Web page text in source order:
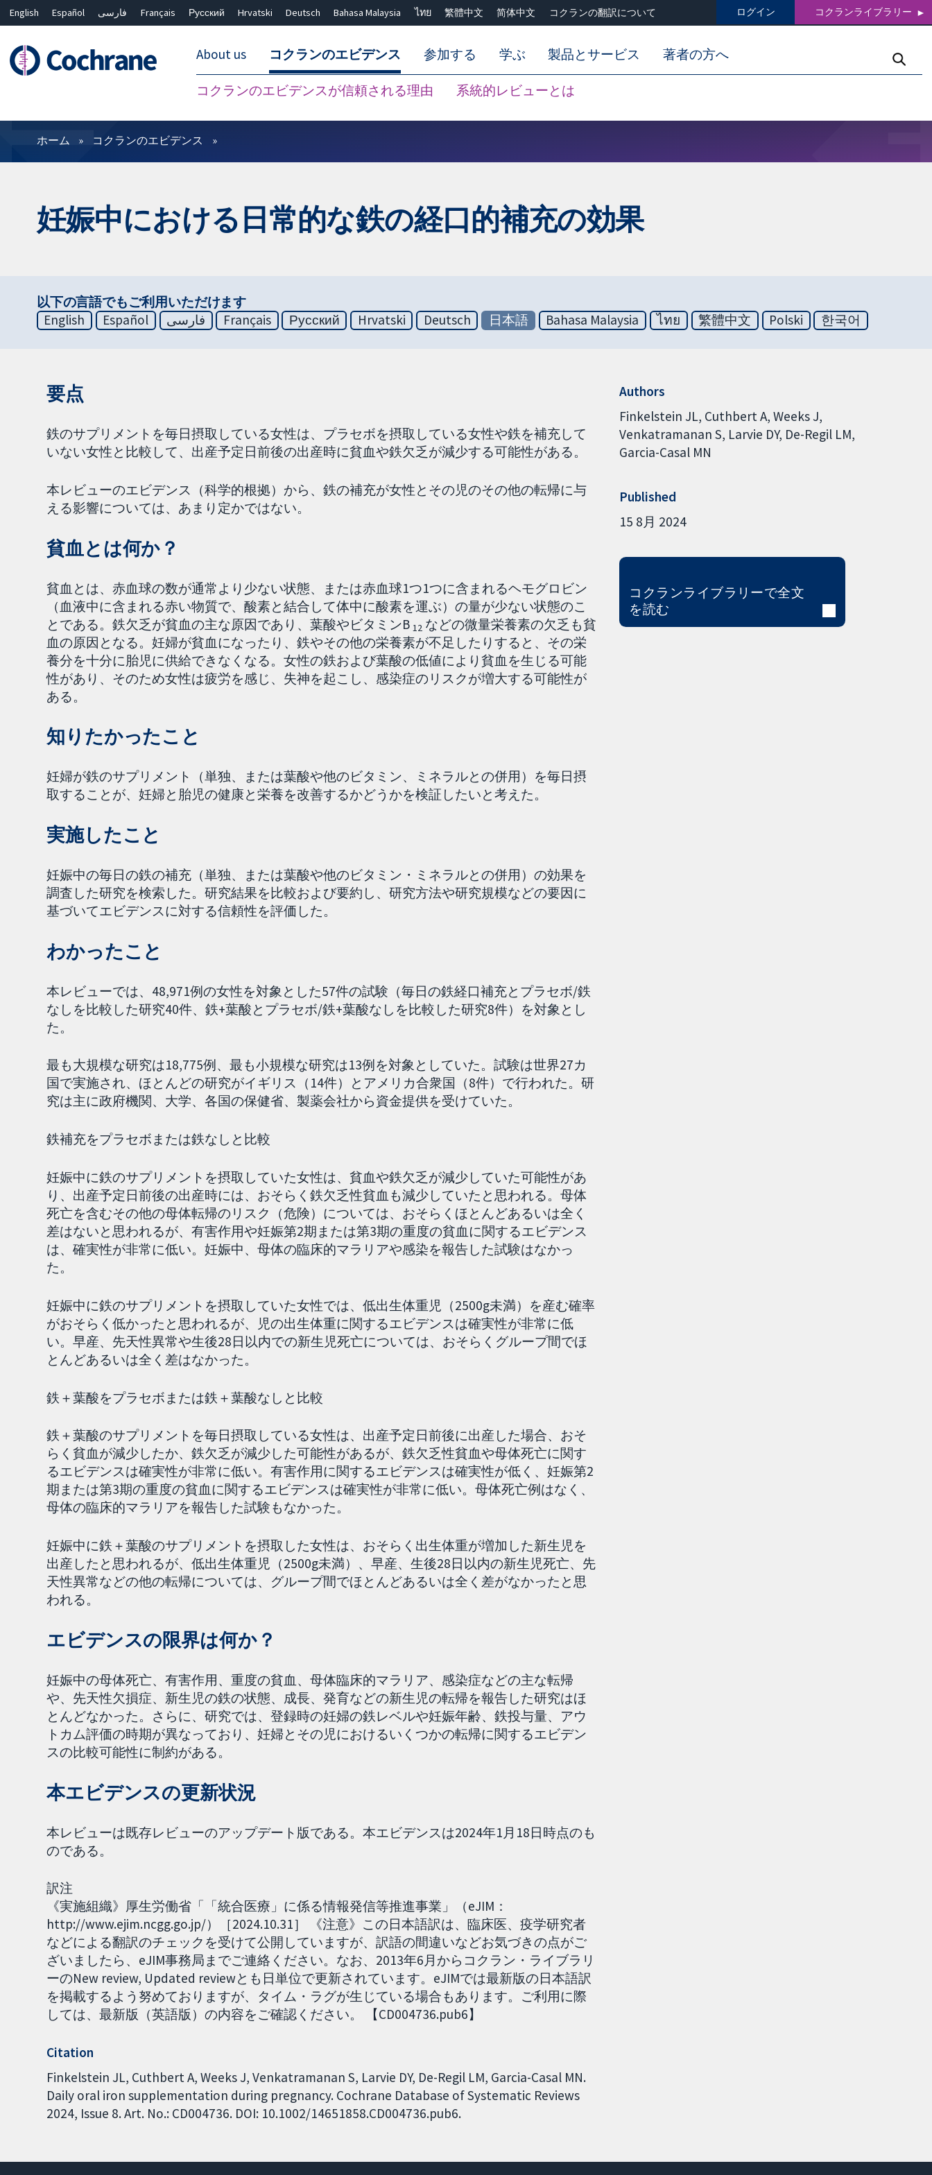
English Español فارسی Français Русский Hrvatski Deutsch Bahasa Malaysia ไทย 繁體中文 简体中文 コクランの翻訳について ログイン コクランライブラリー
About us コクランのエビデンス
コクランのエビデンスが信頼される理由 系統的レビューとは
参加する 学ぶ 製品とサービス 著者の方へ
フィルター
ホーム コクランのエビデンス
妊娠中における日常的な鉄の経口的補充の効果
以下の言語でもご利用いただけます
English
Español فارسی Français Русский Hrvatski Deutsch 日本語 Bahasa Malaysia ไทย 繁體中文 Polski 한국어
要点
鉄のサプリメントを毎日摂取している女性は、プラセボを摂取している女性や鉄を補充して
いない女性と比較して、出産予定日前後の出産時に貧血や鉄欠乏が減少する可能性がある。
本レビューのエビデンス（科学的根拠）から、鉄の補充が女性とその児のその他の転帰に与
える影響については、あまり定かではない。
貧血とは何か？
貧血とは、赤血球の数が通常より少ない状態、または赤血球1つ1つに含まれるヘモグロビン
（血液中に含まれる赤い物質で、酸素と結合して体中に酸素を運ぶ）の量が少ない状態のこ
とである。鉄欠乏が貧血の主な原因であり、葉酸やビタミンB 12 などの微量栄養素の欠乏も貧
血の原因となる。妊婦が貧血になったり、鉄やその他の栄養素が不足したりすると、その栄
養分を十分に胎児に供給できなくなる。女性の鉄および葉酸の低値により貧血を生じる可能
性があり、そのため女性は疲労を感じ、失神を起こし、感染症のリスクが増大する可能性が
ある。
知りたかったこと
妊婦が鉄のサプリメント（単独、または葉酸や他のビタミン、ミネラルとの併用）を毎日摂
取することが、妊婦と胎児の健康と栄養を改善するかどうかを検証したいと考えた。
実施したこと
妊娠中の毎日の鉄の補充（単独、または葉酸や他のビタミン・ミネラルとの併用）の効果を
調査した研究を検索した。研究結果を比較および要約し、研究方法や研究規模などの要因に
基づいてエビデンスに対する信頼性を評価した。
わかったこと
本レビューでは、48,971例の女性を対象とした57件の試験（毎日の鉄経口補充とプラセボ/鉄
なしを比較した研究40件、鉄+葉酸とプラセボ/鉄+葉酸なしを比較した研究8件）を対象とし
た。
最も大規模な研究は18,775例、最も小規模な研究は13例を対象としていた。試験は世界27カ
国で実施され、ほとんどの研究がイギリス（14件）とアメリカ合衆国（8件）で行われた。研
究は主に政府機関、大学、各国の保健省、製薬会社から資金提供を受けていた。
鉄補充をプラセボまたは鉄なしと比較
妊娠中に鉄のサプリメントを摂取していた女性は、貧血や鉄欠乏が減少していた可能性があ
り、出産予定日前後の出産時には、おそらく鉄欠乏性貧血も減少していたと思われる。母体
死亡を含むその他の母体転帰のリスク（危険）については、おそらくほとんどあるいは全く
差はないと思われるが、有害作用や妊娠第2期または第3期の重度の貧血に関するエビデンス
は、確実性が非常に低い。妊娠中、母体の臨床的マラリアや感染を報告した試験はなかっ
た。
妊娠中に鉄のサプリメントを摂取していた女性では、低出生体重児（2500g未満）を産む確率
がおそらく低かったと思われるが、児の出生体重に関するエビデンスは確実性が非常に低
い。早産、先天性異常や生後28日以内での新生児死亡については、おそらくグループ間でほ
とんどあるいは全く差はなかった。
鉄＋葉酸をプラセボまたは鉄＋葉酸なしと比較
鉄＋葉酸のサプリメントを毎日摂取している女性は、出産予定日前後に出産した場合、おそ
らく貧血が減少したか、鉄欠乏が減少した可能性があるが、鉄欠乏性貧血や母体死亡に関す
るエビデンスは確実性が非常に低い。有害作用に関するエビデンスは確実性が低く、妊娠第2
期または第3期の重度の貧血に関するエビデンスは確実性が非常に低い。母体死亡例はなく、
母体の臨床的マラリアを報告した試験もなかった。
妊娠中に鉄＋葉酸のサプリメントを摂取した女性は、おそらく出生体重が増加した新生児を
出産したと思われるが、低出生体重児（2500g未満）、早産、生後28日以内の新生児死亡、先
天性異常などの他の転帰については、グループ間でほとんどあるいは全く差がなかったと思
われる。
エビデンスの限界は何か？
妊娠中の母体死亡、有害作用、重度の貧血、母体臨床的マラリア、感染症などの主な転帰
や、先天性欠損症、新生児の鉄の状態、成長、発育などの新生児の転帰を報告した研究はほ
とんどなかった。さらに、研究では、登録時の妊婦の鉄レベルや妊娠年齢、鉄投与量、アウ
トカム評価の時期が異なっており、妊婦とその児におけるいくつかの転帰に関するエビデン
スの比較可能性に制約がある。
本エビデンスの更新状況
本レビューは既存レビューのアップデート版である。本エビデンスは2024年1月18日時点のも
のである。
訳注
《実施組織》厚生労働省「「統合医療」に係る情報発信等推進事業」（eJIM：
http://www.ejim.ncgg.go.jp/）［2024.10.31］ 《注意》この日本語訳は、臨床医、疫学研究者
などによる翻訳のチェックを受けて公開していますが、訳語の間違いなどお気づきの点がご
ざいましたら、eJIM事務局までご連絡ください。なお、2013年6月からコクラン・ライブラリ
ーのNew review, Updated reviewとも日単位で更新されています。eJIMでは最新版の日本語訳
を掲載するよう努めておりますが、タイム・ラグが生じている場合もあります。ご利用に際
しては、最新版（英語版）の内容をご確認ください。 【CD004736.pub6】
Citation
Finkelstein JL, Cuthbert A, Weeks J, Venkatramanan S, Larvie DY, De-Regil LM, Garcia-Casal MN.
Daily oral iron supplementation during pregnancy. Cochrane Database of Systematic Reviews
2024, Issue 8. Art. No.: CD004736. DOI: 10.1002/14651858.CD004736.pub6.
Authors
Finkelstein JL Cuthbert A Weeks J
Venkatramanan S Larvie DY De-Regil LM
Garcia-Casal MN
Published
15 8月 2024
コクランライブラリーで全文
を読む